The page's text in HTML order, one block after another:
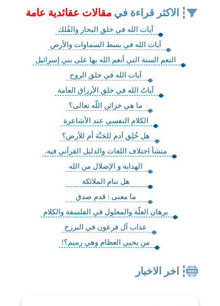
الاكثر قراءة في مقالات عقائدية عامة
آيات الله في خلقِ البحار والفُلك‏
آيات الله في بسط السماوات والأرض‏
النعم الستة التي أنعم الله بها على بني إسرائيل
آيات الله في خلق الروح‏
آياتُ الله في خلق الأرزاق العامة
ما هي خزائن اللّه تعالى؟
الكلام النفسي عند الأشاعرة
هل خُلِق آدم للجَنَّة أم للأرض؟
منشأ اختلاف اللغات‏ والدليل القرآني فيه.
الهداية و الإضلال من الله
هل تنام الملائكة
ما معنى : قدم صدق
برهان العلّة والمعلول في الفلسفة والكلام‏
عذاب آل فرعون في البرزخ
من يحيي العظام وهي رميم؟!
اخر الاخبار